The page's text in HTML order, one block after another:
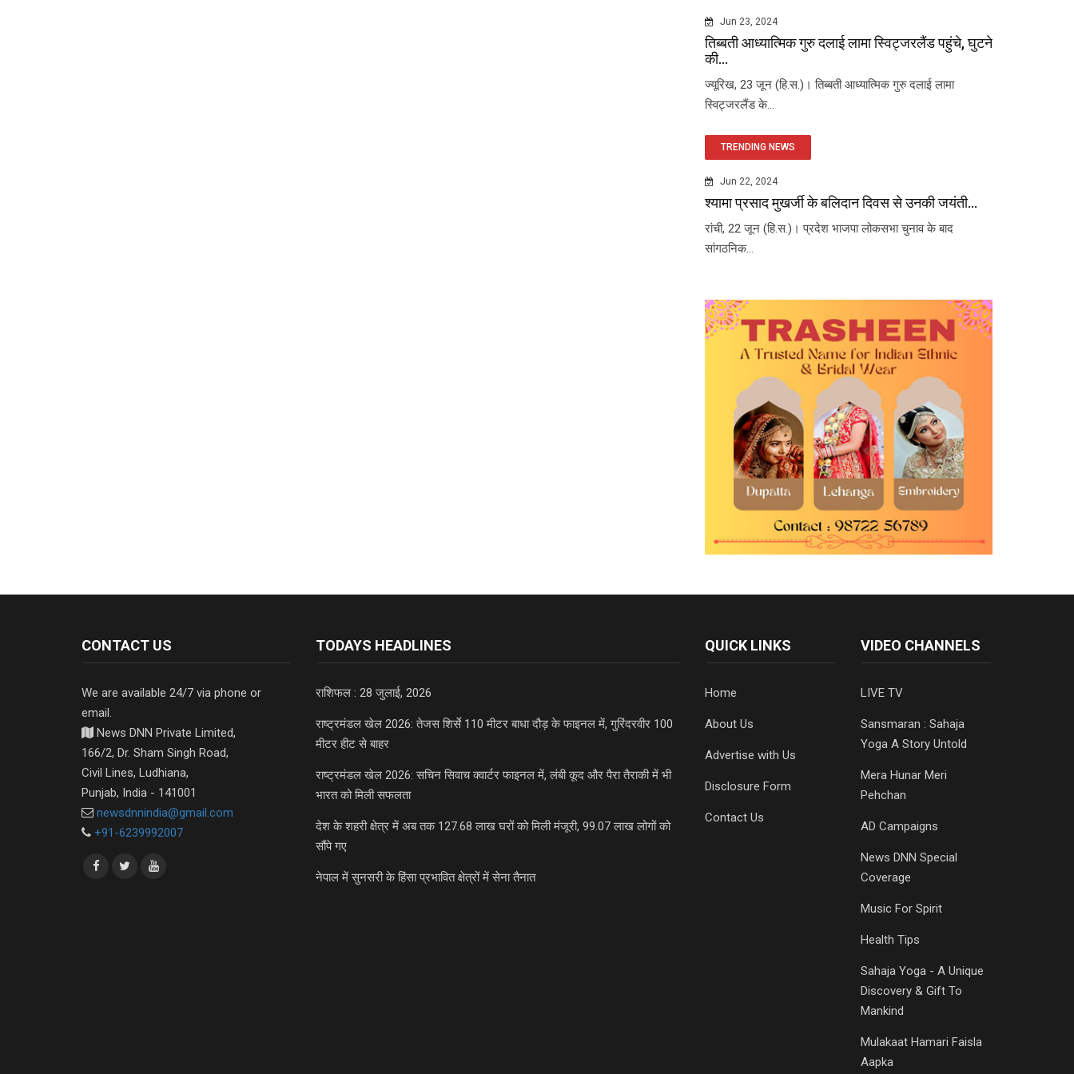
Jun 23, 2024
तिब्बती आध्यात्मिक गुरु दलाई लामा स्विट्जरलैंड पहुंचे, घुटने
की...
ज्यूरिख, 23 जून (हि.स.)। तिब्बती आध्यात्मिक गुरु दलाई लामा
स्विट्जरलैंड के...
TRENDING NEWS
Jun 22, 2024
श्यामा प्रसाद मुखर्जी के बलिदान दिवस से उनकी जयंती...
रांची, 22 जून (हि.स.)। प्रदेश भाजपा लोकसभा चुनाव के बाद
सांगठनिक...
CONTACT US
We are available 24/7 via phone or
email.
News DNN Private Limited,
166/2, Dr. Sham Singh Road,
Civil Lines, Ludhiana,
Punjab, India - 141001
newsdnnindia@gmail.com
+91-6239992007
TODAYS HEADLINES
राशिफल : 28 जुलाई, 2026
राष्ट्रमंडल खेल 2026: तेजस शिर्से 110 मीटर बाधा दौड़ के फाइनल में, गुरिंदरवीर 100
मीटर हीट से बाहर
राष्ट्रमंडल खेल 2026: सचिन सिवाच क्वार्टर फाइनल में, लंबी कूद और पैरा तैराकी में भी
भारत को मिली सफलता
देश के शहरी क्षेत्र में अब तक 127.68 लाख घरों को मिली मंजूरी, 99.07 लाख लोगों को
सौंपे गए
नेपाल में सुनसरी के हिंसा प्रभावित क्षेत्रों में सेना तैनात
QUICK LINKS
Home
About Us
Advertise with Us
Disclosure Form
Contact Us
VIDEO CHANNELS
LIVE TV
Sansmaran : Sahaja
Yoga A Story Untold
Mera Hunar Meri
Pehchan
AD Campaigns
News DNN Special
Coverage
Music For Spirit
Health Tips
Sahaja Yoga - A Unique
Discovery & Gift To
Mankind
Mulakaat Hamari Faisla
Aapka